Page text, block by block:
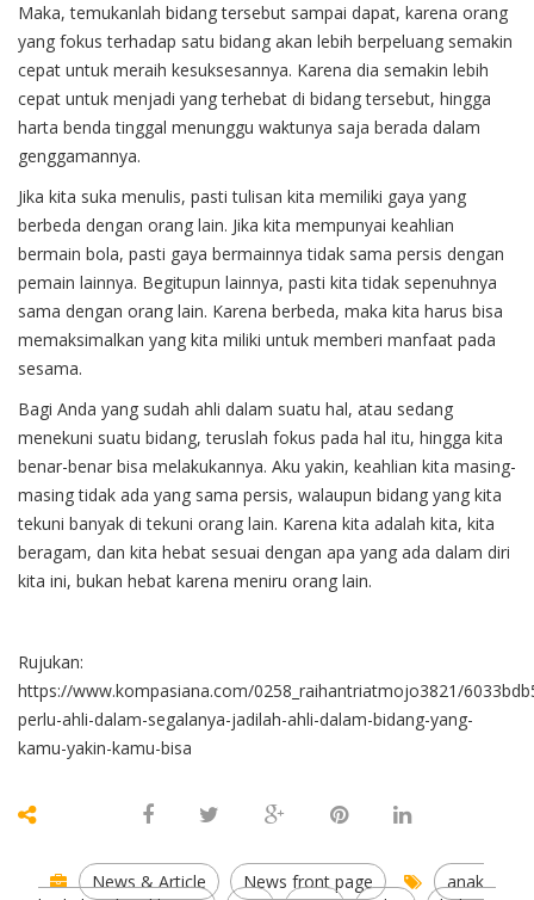
Maka, temukanlah bidang tersebut sampai dapat, karena orang
yang fokus terhadap satu bidang akan lebih berpeluang semakin
cepat untuk meraih kesuksesannya. Karena dia semakin lebih
cepat untuk menjadi yang terhebat di bidang tersebut, hingga
harta benda tinggal menunggu waktunya saja berada dalam
genggamannya.
Jika kita suka menulis, pasti tulisan kita memiliki gaya yang
berbeda dengan orang lain. Jika kita mempunyai keahlian
bermain bola, pasti gaya bermainnya tidak sama persis dengan
pemain lainnya. Begitupun lainnya, pasti kita tidak sepenuhnya
sama dengan orang lain. Karena berbeda, maka kita harus bisa
memaksimalkan yang kita miliki untuk memberi manfaat pada
sesama.
Bagi Anda yang sudah ahli dalam suatu hal, atau sedang
menekuni suatu bidang, teruslah fokus pada hal itu, hingga kita
benar-benar bisa melakukannya. Aku yakin, keahlian kita masing-
masing tidak ada yang sama persis, walaupun bidang yang kita
tekuni banyak di tekuni orang lain. Karena kita adalah kita, kita
beragam, dan kita hebat sesuai dengan apa yang ada dalam diri
kita ini, bukan hebat karena meniru orang lain.
Rujukan:
https://www.kompasiana.com/0258_raihantriatmojo3821/
perlu-ahli-dalam-segalanya-jadilah-ahli-dalam-bidang-yang-
kamu-yakin-kamu-bisa
News & Article News front page
anak